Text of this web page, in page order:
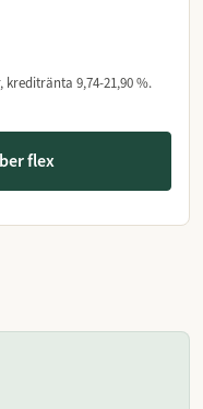
kreditränta 9,74-21,90 %.
flex